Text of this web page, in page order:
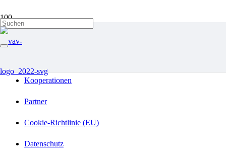
Ehrenamt-Dankeschönveranstaltung
Kooperationen
Partner
Cookie-Richtlinie (EU)
Datenschutz